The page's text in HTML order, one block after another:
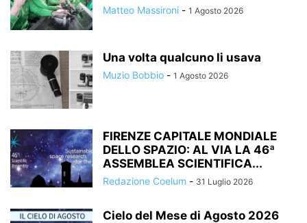
Matteo Massironi - 1 Agosto 2026
Una volta qualcuno li usava
Muzio Bobbio - 1 Agosto 2026
FIRENZE CAPITALE MONDIALE
DELLO SPAZIO: AL VIA LA 46ª
ASSEMBLEA SCIENTIFICA...
Redazione Coelum - 31 Luglio 2026
Cielo del Mese di Agosto 2026